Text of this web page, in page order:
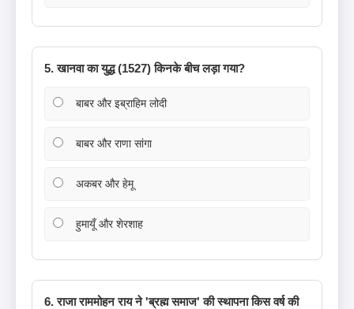
5. खानवा का युद्ध (1527) किनके बीच लड़ा गया?
बाबर और इब्राहिम लोदी
बाबर और राणा सांगा
अकबर और हेमू
हुमायूँ और शेरशाह
6. राजा राममोहन राय ने 'ब्रह्म समाज' की स्थापना किस वर्ष की